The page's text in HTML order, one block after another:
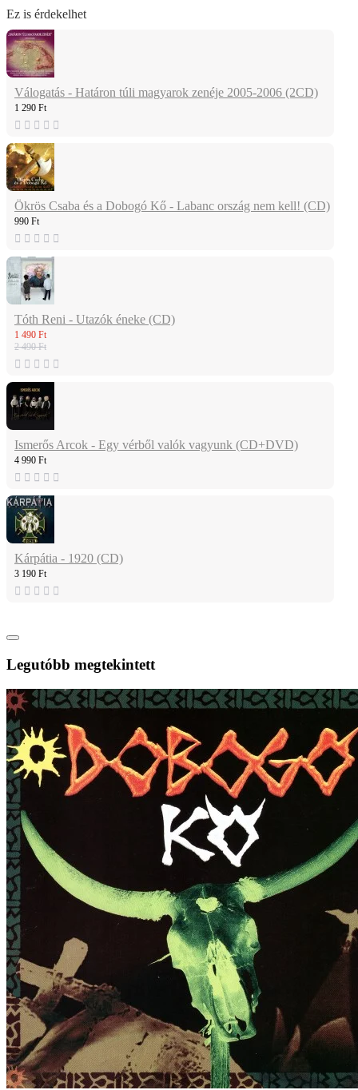
Ez is érdekelhet
Válogatás - Határon túli magyarok zenéje 2005-2006 (2CD)
1 290 Ft
Ökrös Csaba és a Dobogó Kő - Labanc ország nem kell! (CD)
990 Ft
Tóth Reni - Utazók éneke (CD)
1 490 Ft
2 490 Ft
Ismerős Arcok - Egy vérből valók vagyunk (CD+DVD)
4 990 Ft
Kárpátia - 1920 (CD)
3 190 Ft
Legutóbb megtekintett